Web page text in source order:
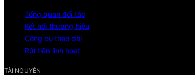
Tổng quan đối tác
Kết nối thương hiệu
Công cụ theo dõi
Rút tiền linh hoạt
TÀI NGUYÊN